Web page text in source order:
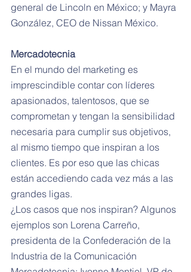
general de Lincoln en México; y Mayra
González, CEO de Nissan México.
Mercadotecnia
En el mundo del marketing es
imprescindible contar con líderes
apasionados, talentosos, que se
comprometan y tengan la sensibilidad
necesaria para cumplir sus objetivos,
al mismo tiempo que inspiran a los
clientes. Es por eso que las chicas
están accediendo cada vez más a las
grandes ligas.
¿Los casos que nos inspiran? Algunos
ejemplos son Lorena Carreño,
presidenta de la Confederación de la
Industria de la Comunicación